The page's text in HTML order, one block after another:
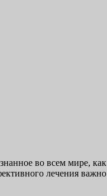
во всем мире,
лечения